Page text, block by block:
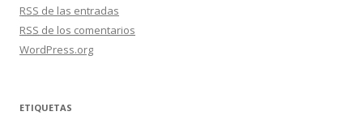
RSS de las entradas
RSS de los comentarios
WordPress.org
ETIQUETAS